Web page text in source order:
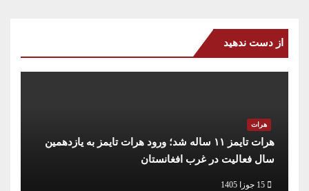
از دست ندهید
هرات
هرات تایمز ۱۱ ساله شد؛ ورود هرات تایمز به یازدهمین
سال فعالیت در غرب افغانستان
15 جوزا 1405